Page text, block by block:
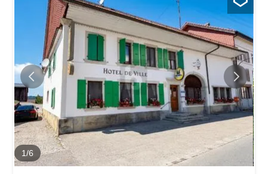
repensé selon différents concepts. Que ce soit pour
maintenir une activité mixte, créer plusieurs logements
supplémentaires ou repositionner entièrement le bien,
cette propriété offre une base idéale pour un projet à
forte valeur ajoutée. Son emplacement central et sa
configuration en font un objet particulièrement attractif sur
le marché.Ici, aucun souhait ne reste inassouvi. Profitez-
en et venez vous en convaincre par vous-même!Cette
offre PREMIUM HOMES vous propose: Situation centrale
au village Parcelle de 693...
1/6